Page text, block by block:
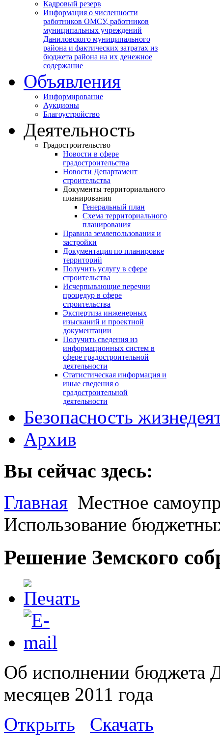
Кадровый резерв
Информация о численности
работников ОМСУ, работников
муниципальных учреждений
Даниловского муниципального
района и фактических затратах из
бюджета района на их денежное
содержание
Объявления
Информирование
Аукционы
Благоустройство
Деятельность
Градостроительство
Новости в сфере
градостроительства
Новости Департамент
строительства
Документы территориального
планирования
Генеральный план
Схема территориального
планирования
Правила землепользования и
застройки
Документация по планировке
территорий
Получить услугу в сфере
строительства
Исчерпывающие перечни
процедур в сфере
строительства
Экспертиза инженерных
изысканий и проектной
документации
Получить сведения из
информационных систем в
сфере градостроительной
деятельности
Статистическая информация и
иные сведения о
градостроительной
деятельности
Безопасность
Архив
Вы сейчас здесь:
Главная Местное
Использование
Решение Земского
Об исполнении бюджета
месяцев 2011 года
Открыть
Скачать